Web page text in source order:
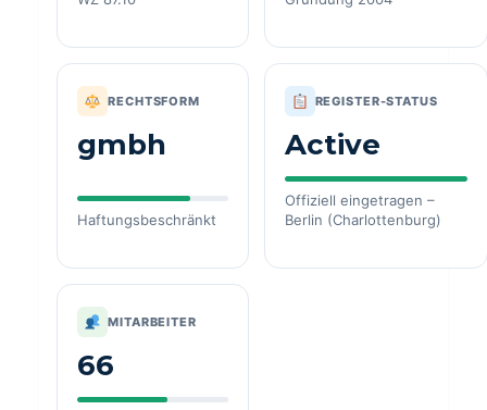
RECHTSFORM
gmbh
Haftungsbeschränkt
REGISTER-STATUS
Active
Offiziell eingetragen –
Berlin (Charlottenburg)
MITARBEITER
66